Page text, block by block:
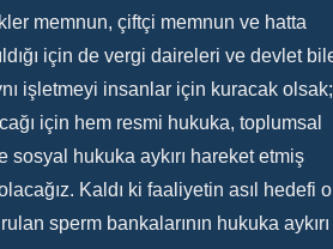
memnun, çiftçi memnun ve hatta
için de vergi daireleri ve devlet
işletmeyi insanlar için kuracak olsak;
için hem resmi hukuka, toplumsal
sosyal hukuka aykırı hareket etmiş
Kaldı ki faaliyetin asıl hedefi
sperm bankalarının hukuka